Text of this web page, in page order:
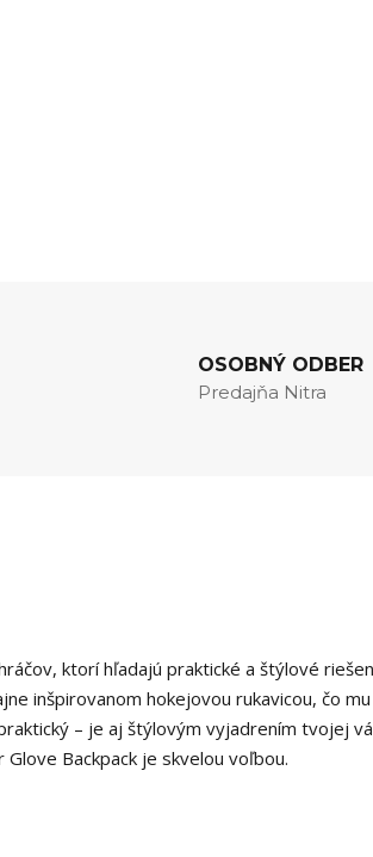
OSOBNÝ ODBER
Predajňa Nitra
ktorí hľadajú praktické a štýlové
inšpirovanom hokejovou rukavicou, čo
– je aj štýlovým vyjadrením tvojej
Backpack je skvelou voľbou.